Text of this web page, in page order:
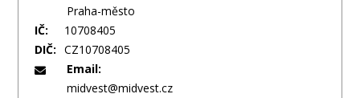
Praha-město
IČ:
10708405
DIČ:
CZ10708405
Email:
midvest@midvest.cz